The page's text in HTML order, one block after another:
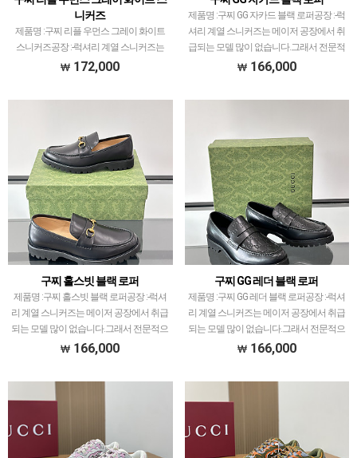
니커즈
제품명 :구찌 리플 우먼스 그레이 화이트
스니커즈공장 :-​럭셔리 계열 스니커즈는
메이저 공장에서 취급되는 모델 많이 없습
172,000
제품명 :구찌 GG 자카드 블랙 로퍼공장 :-​럭
셔리 계열 스니커즈는 메이저 공장에서 취
급되는 모델 많이 없습니다.그래서 전문적
으로 취급하는 공장과제가 현지에서 직접
166,000
구찌 홀스빗 블랙 로퍼
제품명 :구찌 홀스빗 블랙 로퍼공장 :-​럭셔
리 계열 스니커즈는 메이저 공장에서 취급
되는 모델 많이 없습니다.그래서 전문적으
로 취급하는 공장과제가 현지에서 직접 발
166,000
구찌 GG 레더 블랙 로퍼
제품명 :구찌 GG 레더 블랙 로퍼공장 :-​럭셔
리 계열 스니커즈는 메이저 공장에서 취급
되는 모델 많이 없습니다.그래서 전문적으
로 취급하는 공장과제가 현지에서 직접 발
166,000